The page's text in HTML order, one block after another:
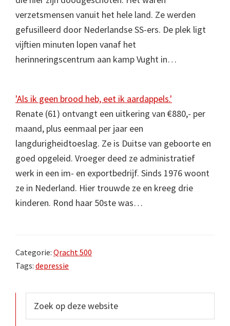
verzetsmensen vanuit het hele land. Ze werden
gefusilleerd door Nederlandse SS-ers. De plek ligt
vijftien minuten lopen vanaf het
herinneringscentrum aan kamp Vught in…
'Als ik geen brood heb, eet ik aardappels.'
Renate (61) ontvangt een uitkering van €880,- per
maand, plus eenmaal per jaar een
langdurigheidtoeslag. Ze is Duitse van geboorte en
goed opgeleid. Vroeger deed ze administratief
werk in een im- en exportbedrijf. Sinds 1976 woont
ze in Nederland. Hier trouwde ze en kreeg drie
kinderen. Rond haar 50ste was…
Categorie: Qracht 500
Tags: depressie
Primaire
Sidebar
op